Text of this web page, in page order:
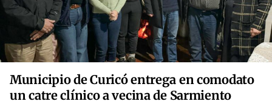
Municipio de Curicó entrega en comodato
un catre clínico a vecina de Sarmiento